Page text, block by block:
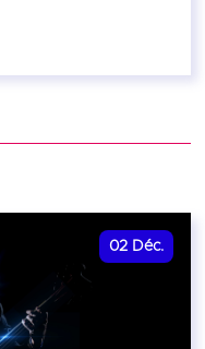
02 Déc.